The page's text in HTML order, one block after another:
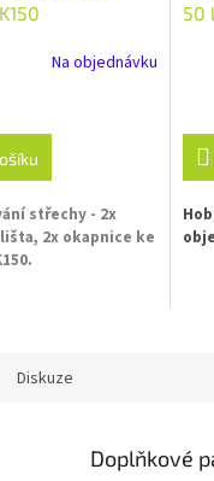
Na objednávku
střechy - 2x
2x okapnice ke
50 l
Diskuze
Doplňkové